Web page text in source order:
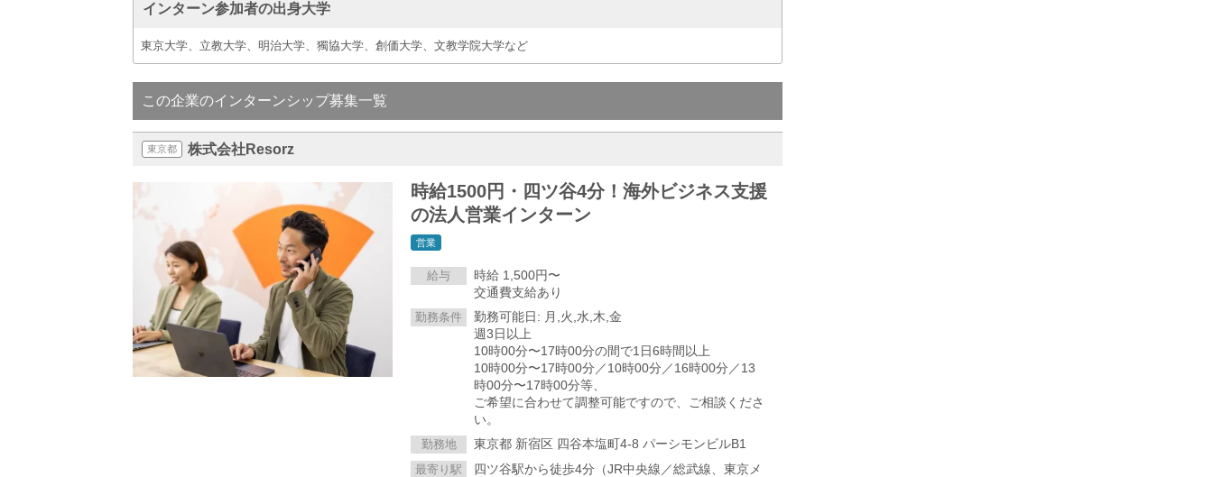
インターン参加者の出身大学
東京大学、立教大学、明治大学、獨協大学、創価大学、文教学院大学など
この企業のインターンシップ募集一覧
東京都 株式会社Resorz
時給1500円・四ツ谷4分！海外ビジネス支援
の法人営業インターン
営業
給与
時給 1,500円〜
交通費支給あり
勤務条件
勤務可能日: 月,火,水,木,金
週3日以上
10時00分〜17時00分の間で1日6時間以上
10時00分〜17時00分／10時00分／16時00分／13
時00分〜17時00分等、
ご希望に合わせて調整可能ですので、ご相談くださ
い。
勤務地 東京都 新宿区 四谷本塩町4-8 パーシモンビルB1
最寄り駅
四ツ谷駅から徒歩4分（JR中央線／総武線、東京メ